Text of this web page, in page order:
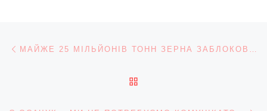
Навігація записів